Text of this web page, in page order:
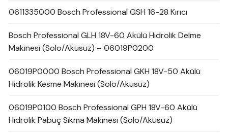
0611335000 Bosch Professional GSH 16-28 Kırıcı
Bosch Professional GLH 18V-60 Akülü Hidrolik Delme
Makinesi (Solo/Aküsüz) – 06019P0200
06019P0000 Bosch Professional GKH 18V-50 Akülü
Hidrolik Kesme Makinesi (Solo/Aküsüz)
06019P0100 Bosch Professional GPH 18V-60 Akülü
Hidrolik Pabuç Sıkma Makinesi (Solo/Aküsüz)